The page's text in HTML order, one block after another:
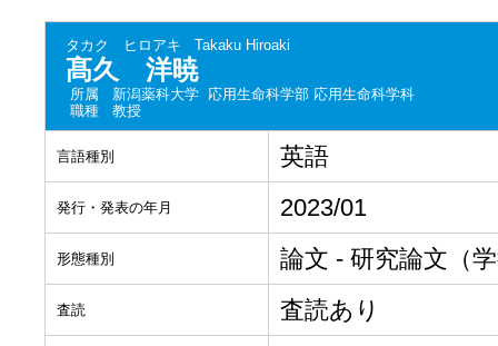
タカク ヒロアキ Takaku Hiroaki
髙久 洋暁
所属
新潟薬科大学 応用生命科学部 応用生命科学科
職種
教授
言語種別 英語
発行・発表の年月 2023/01
形態種別 論文 - 研究論文（
査読 査読あり